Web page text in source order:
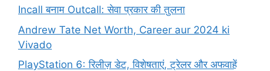
Incall बनाम Outcall: सेवा प्रकार की तुलना
Andrew Tate Net Worth, Career aur 2024 ki
Vivado
PlayStation 6: रिलीज़ डेट, विशेषताएं, ट्रेलर और अफवाहें